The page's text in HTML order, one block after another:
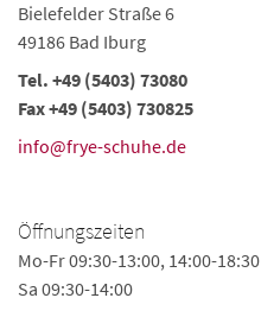
Bielefelder Straße 6
49186 Bad Iburg
Tel. +49 (5403) 73080
Fax +49 (5403) 730825
info@frye-schuhe.de
Öffnungszeiten
Mo-Fr 09:30-13:00, 14:00-18:30
Sa 09:30-14:00